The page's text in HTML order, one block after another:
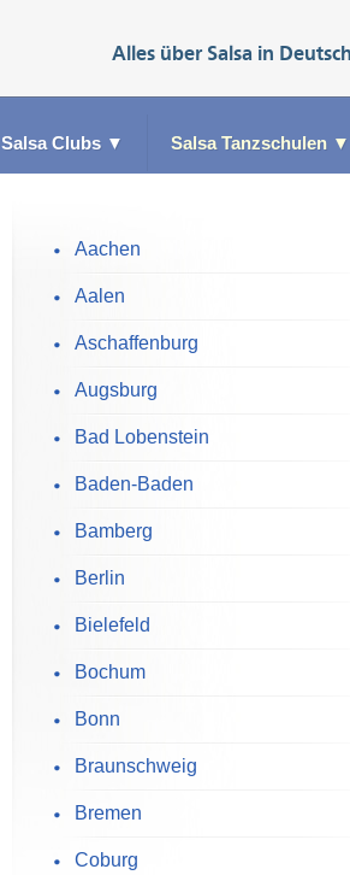
Alles über Salsa in
Salsa Clubs ▼ Salsa Tanzschulen ▼
Aachen
Aalen
Aschaffenburg
Augsburg
Bad Lobenstein
Baden-Baden
Bamberg
Berlin
Bielefeld
Bochum
Bonn
Braunschweig
Bremen
Coburg